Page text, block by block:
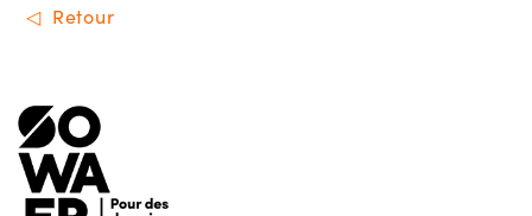
Retour
Menu de footer